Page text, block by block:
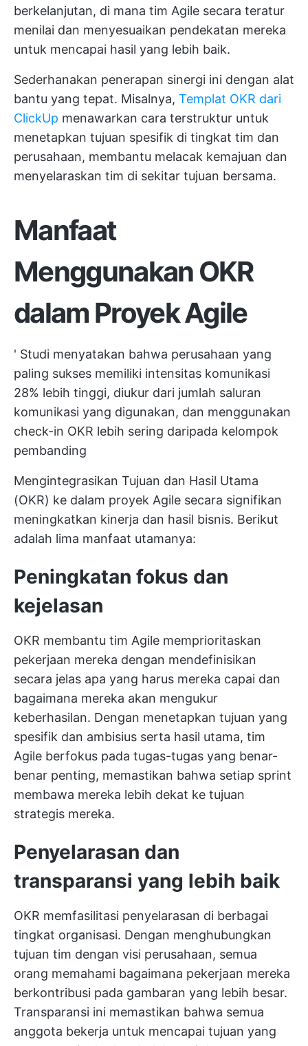
berkelanjutan, di mana tim Agile secara teratur
menilai dan menyesuaikan pendekatan mereka
untuk mencapai hasil yang lebih baik.
Sederhanakan penerapan sinergi ini dengan alat
bantu yang tepat. Misalnya, Templat OKR dari
ClickUp menawarkan cara terstruktur untuk
menetapkan tujuan spesifik di tingkat tim dan
perusahaan, membantu melacak kemajuan dan
menyelaraskan tim di sekitar tujuan bersama.
Manfaat
Menggunakan OKR
dalam Proyek Agile
' Studi menyatakan bahwa perusahaan yang
paling sukses memiliki intensitas komunikasi
28% lebih tinggi, diukur dari jumlah saluran
komunikasi yang digunakan, dan menggunakan
check-in OKR lebih sering daripada kelompok
pembanding
Mengintegrasikan Tujuan dan Hasil Utama
(OKR) ke dalam proyek Agile secara signifikan
meningkatkan kinerja dan hasil bisnis. Berikut
adalah lima manfaat utamanya:
Peningkatan fokus dan
kejelasan
OKR membantu tim Agile memprioritaskan
pekerjaan mereka dengan mendefinisikan
secara jelas apa yang harus mereka capai dan
bagaimana mereka akan mengukur
keberhasilan. Dengan menetapkan tujuan yang
spesifik dan ambisius serta hasil utama, tim
Agile berfokus pada tugas-tugas yang benar-
benar penting, memastikan bahwa setiap sprint
membawa mereka lebih dekat ke tujuan
strategis mereka.
Penyelarasan dan
transparansi yang lebih baik
OKR memfasilitasi penyelarasan di berbagai
tingkat organisasi. Dengan menghubungkan
tujuan tim dengan visi perusahaan, semua
orang memahami bagaimana pekerjaan mereka
berkontribusi pada gambaran yang lebih besar.
Transparansi ini memastikan bahwa semua
anggota bekerja untuk mencapai tujuan yang